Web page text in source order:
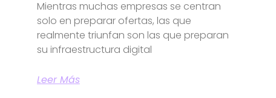
Mientras muchas empresas se centran
solo en preparar ofertas, las que
realmente triunfan son las que preparan
su infraestructura digital
Leer Más